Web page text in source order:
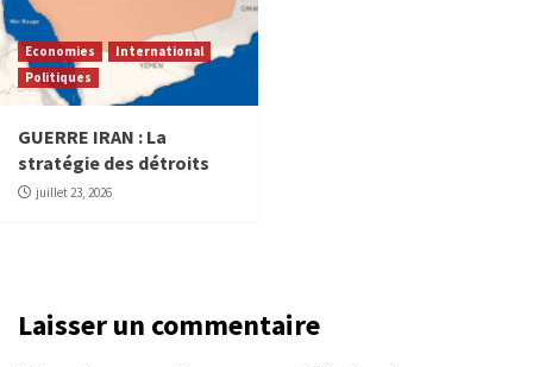
Economies
International
Politiques
GUERRE IRAN : La
stratégie des détroits
juillet 23, 2026
Laisser un commentaire